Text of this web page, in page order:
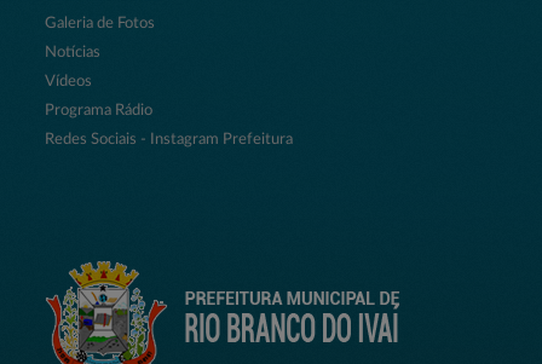
Galeria de Fotos
Notícias
Vídeos
Programa Rádio
Redes Sociais - Instagram Prefeitura